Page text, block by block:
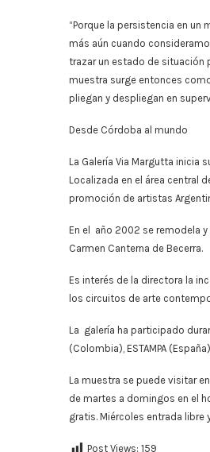
“Porque la persistencia en
más aún cuando
trazar un estado de situación
muestra surge entonces
pliegan y despliegan en
Desde Córdoba al mundo
La Galería Via Margutta inicia
Localizada en el área central
promoción de artistas
En el año 2002 se remodela
Carmen Canterna de Becerra.
Es interés de la directora la
los circuitos de arte
La galería ha participado
(Colombia), ESTAMPA
La muestra se puede visitar
de martes a domingos en el
gratis. Miércoles entrada libre
Post Views: 159